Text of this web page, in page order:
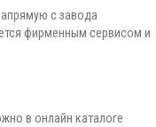
с завода
фирменным сервисом и
в онлайн каталоге